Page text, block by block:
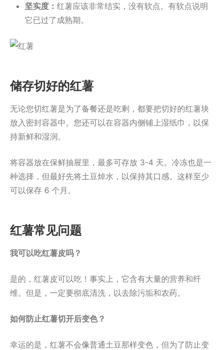
坚实度： 红薯应该非常结实，没有软点。有软点说明
它已过了成熟期。
储存切好的红薯
无论您切红薯是为了备餐还是吃剩，都要把切好的红薯块
放入密封容器中。您还可以在容器内侧铺上湿纸巾，以保
持新鲜和湿润。
将容器放在保鲜抽屉里，最多可存放 3-4 天。冷冻也是一
种选择，但最好先将土豆焯水，以保持其口感。这样至少
可以保存 6 个月。
红薯常见问题
我可以吃红薯皮吗？
是的，红薯皮可以吃！事实上，它含有大量的营养和纤
维。但是，一定要彻底清洗，以去除污垢和农药。
如何防止红薯切开后变色？
幸运的是，红薯不会像普通土豆那样变色，但为了防止变